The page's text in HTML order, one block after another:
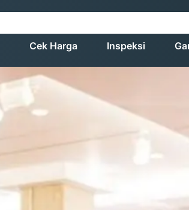
Cek Harga Inspeksi